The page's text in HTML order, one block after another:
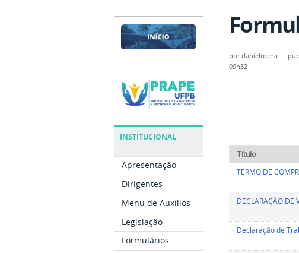
INSTITUCIONAL
Apresentação
Dirigentes
Menu de Auxílios
Legislação
Formulários
pordanielrocha —
09h32
Título
TERMO DE
DECLARAÇÃO DE
Declaração de